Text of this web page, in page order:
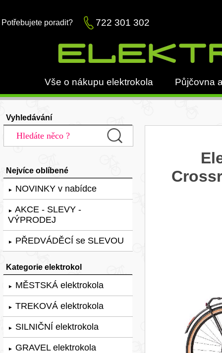
Potřebujete poradit? 722 301 302
Vše o nákupu elektrokola Půjčovna
Vyhledávání
Nejvíce oblíbené
► NOVINKY v nabídce
► AKCE - SLEVY -
VÝPRODEJ
► PŘEDVÁDĚCÍ se SLEVOU
Kategorie elektrokol
► MĚSTSKÁ elektrokola
► TREKOVÁ elektrokola
► SILNIČNÍ elektrokola
► GRAVEL elektrokola